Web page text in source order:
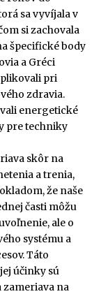
sa vyvíjala v
si zachovala
špecifické body
a Gréci
pri
zdravia.
energetické
pre techniky
skôr na
a trenia,
že naše
časti môžu
ale o
systému a
Táto
účinky sú
zameriava na